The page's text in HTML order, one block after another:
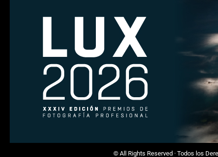
© All Rights Reserved · Todos los